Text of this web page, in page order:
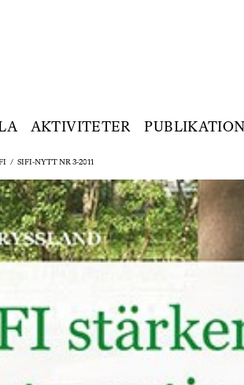
AKTIVITETER
/ SIFI-NYTT NR 3-2011